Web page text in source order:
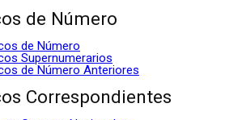
de Número
de Número
Supernumerarios
de Número Anteriores
Correspondientes